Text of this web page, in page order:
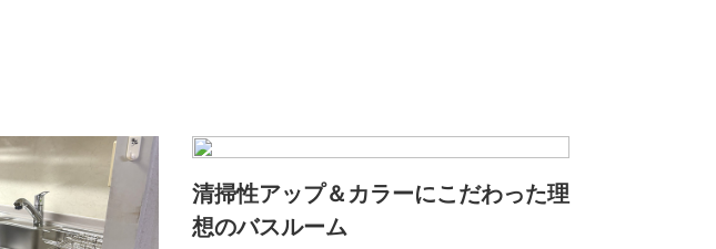
清掃性アップ＆カラーにこだわった理
想のバスルーム